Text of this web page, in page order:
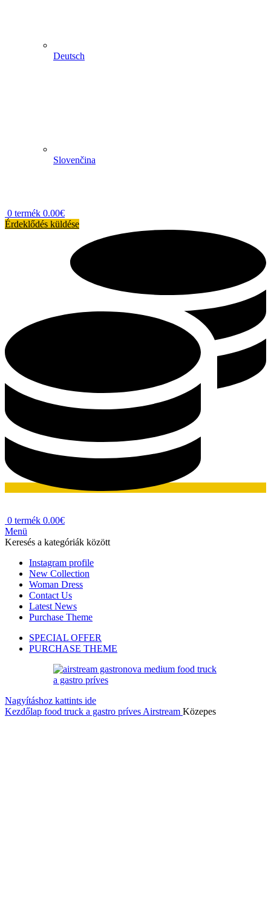
Deutsch
Slovenčina
0 termék 0.00€
Érdeklődés küldése
0 termék 0.00€
Menü
Keresés a kategóriák között
Instagram profile
New Collection
Woman Dress
Contact Us
Latest News
Purchase Theme
SPECIAL OFFER
PURCHASE THEME
Nagyításhoz kattints ide
Kezdőlap food truck a gastro príves Airstream Közepes